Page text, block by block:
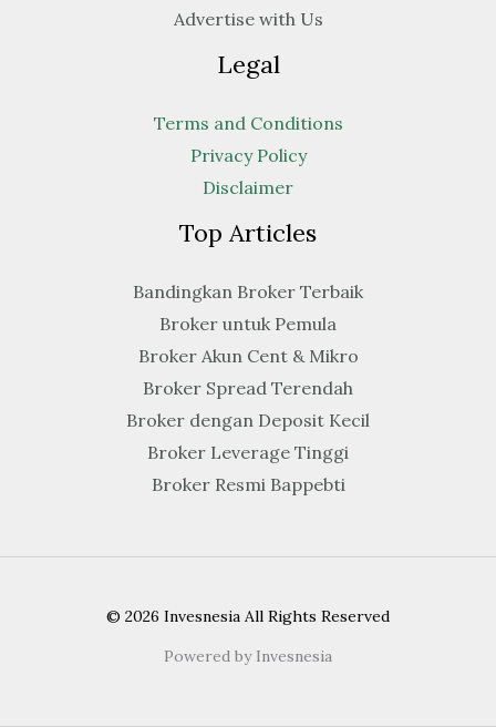
Advertise with Us
Legal
Terms and Conditions
Privacy Policy
Disclaimer
Top Articles
Bandingkan Broker Terbaik
Broker untuk Pemula
Broker Akun Cent & Mikro
Broker Spread Terendah
Broker dengan Deposit Kecil
Broker Leverage Tinggi
Broker Resmi Bappebti
© 2026 Invesnesia All Rights Reserved
Powered by Invesnesia